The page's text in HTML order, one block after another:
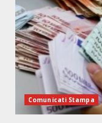
Comunicati Stampa